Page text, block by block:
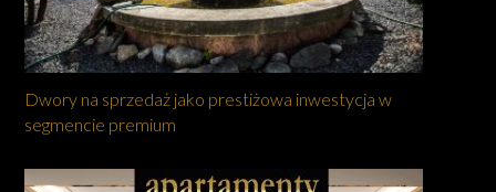
Dwory na sprzedaż jako prestiżowa inwestycja w
segmencie premium